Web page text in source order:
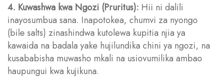
4. Kuwashwa kwa Ngozi (Pruritus): Hii ni dalili
inayosumbua sana. Inapotokea, chumvi za nyongo
(bile salts) zinashindwa kutolewa kupitia njia ya
kawaida na badala yake hujilundika chini ya ngozi, na
kusababisha muwasho mkali na usiovumilika ambao
haupungui kwa kujikuna.